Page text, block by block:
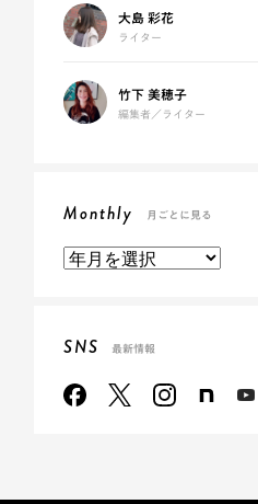
大島 彩花
ライター
竹下 美穂子
編集者／ライター
Monthly 月ごとに見る
SNS 最新情報